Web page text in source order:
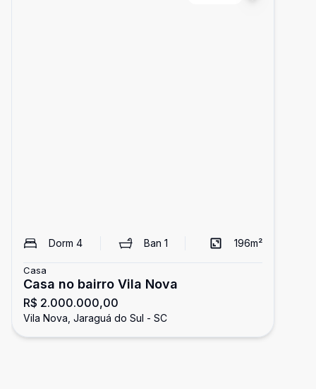
Dorm 4 Ban 1 196m²
Casa
Casa no bairro Vila Nova
R$ 2.000.000,00
Vila Nova, Jaraguá do Sul - SC